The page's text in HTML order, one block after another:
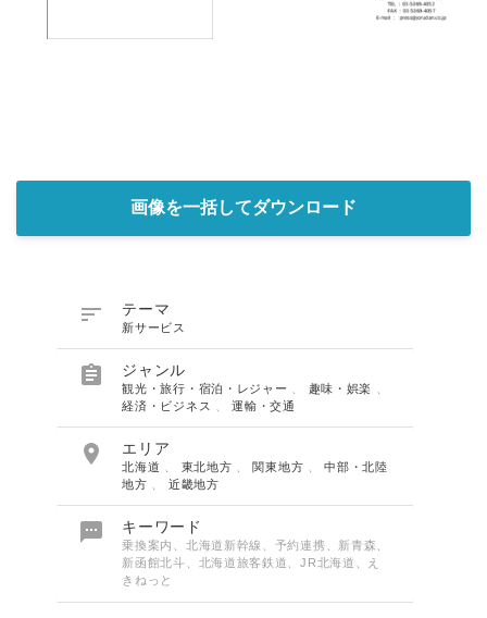
画像を一括してダウンロード
 テーマ
新サービス
 ジャンル
観光・旅行・宿泊・レジャー 趣味・娯楽
経済・ビジネス
、運輸・交通
 エリア
北海道 東北地方 、関東地方 、中部・北陸
地方
近畿地方
 キーワード
乗換案内、北海道新幹線、予約連携、新青森、
新函館北斗、北海道旅客鉄道、JR北海道、え
きねっと